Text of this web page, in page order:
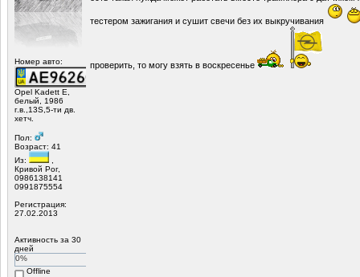
Номер авто:
Opel Kadett E,
белый, 1986
г.в.,13S,5-ти дв.
хетч.
Пол:
Возраст: 41
Из:
,
Кривой Рог,
0986138141
0991875554
Регистрация:
27.02.2013
Активность за 30
дней
0%
Offline
тестером зажигания и сушит свечи без их выкручивания
проверить, то могу взять в воскресенье